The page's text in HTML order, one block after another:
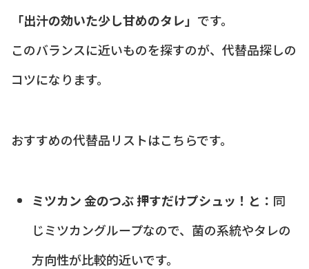
「出汁の効いた少し甘めのタレ」 です。
このバランスに近いものを探すのが、代替品探しの
コツになります。
おすすめの代替品リストはこちらです。
ミツカン 金のつぶ 押すだけプシュッ！と： 同
じミツカングループなので、菌の系統やタレの
方向性が比較的近いです。